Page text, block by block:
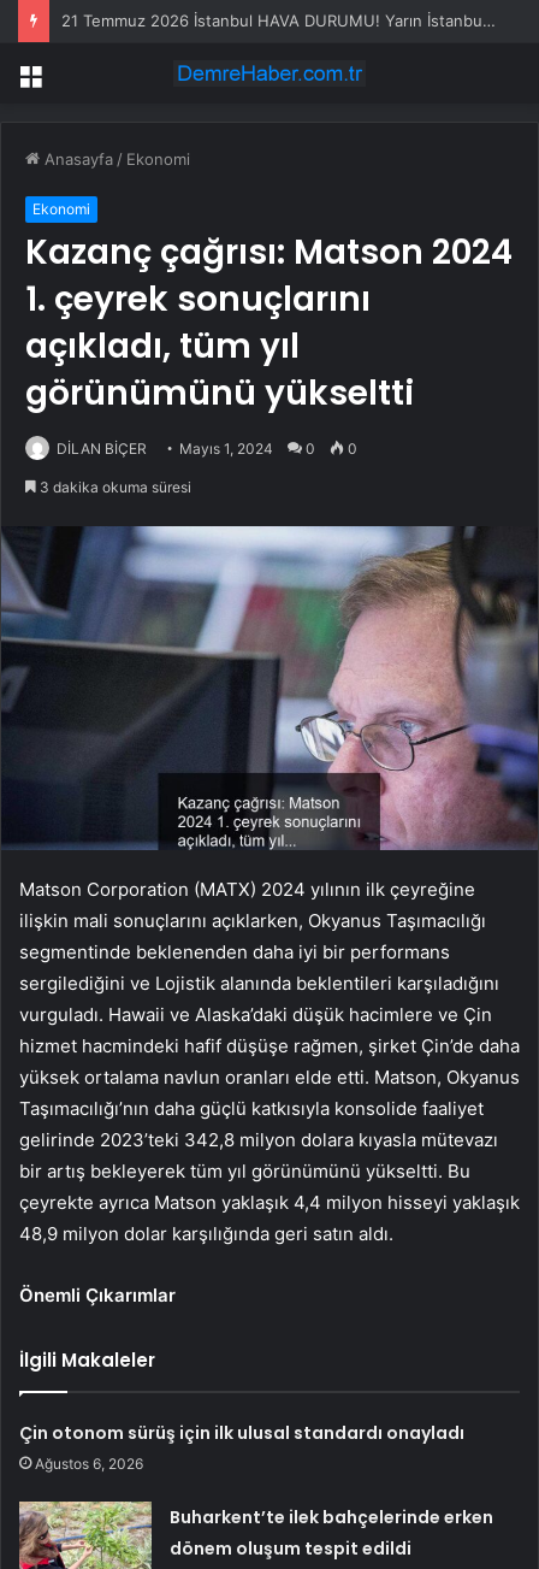
21 Temmuz 2026 İstanbul HAVA DURUMU! Yarın İstanbul’da hava nasıl olacak, yağış var mı?
Menü
Anasayfa / Ekonomi
Ekonomi
Kazanç çağrısı: Matson 2024
1. çeyrek sonuçlarını
açıkladı, tüm yıl
görünümünü yükseltti
DİLAN BİÇER Mayıs 1, 2024 0 0
3 dakika okuma süresi
Matson Corporation (MATX) 2024 yılının ilk çeyreğine
ilişkin mali sonuçlarını açıklarken, Okyanus Taşımacılığı
segmentinde beklenenden daha iyi bir performans
sergilediğini ve Lojistik alanında beklentileri karşıladığını
vurguladı. Hawaii ve Alaska’daki düşük hacimlere ve Çin
hizmet hacmindeki hafif düşüşe rağmen, şirket Çin’de daha
yüksek ortalama navlun oranları elde etti. Matson, Okyanus
Taşımacılığı’nın daha güçlü katkısıyla konsolide faaliyet
gelirinde 2023’teki 342,8 milyon dolara kıyasla mütevazı
bir artış bekleyerek tüm yıl görünümünü yükseltti. Bu
çeyrekte ayrıca Matson yaklaşık 4,4 milyon hisseyi yaklaşık
48,9 milyon dolar karşılığında geri satın aldı.
Önemli Çıkarımlar
İlgili Makaleler
Çin otonom sürüş için ilk ulusal standardı onayladı
Ağustos 6, 2026
Buharkent’te ilek bahçelerinde erken
dönem oluşum tespit edildi